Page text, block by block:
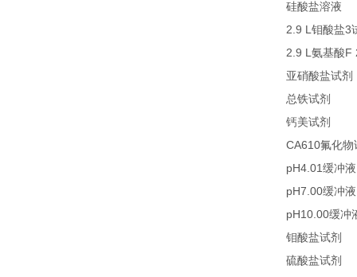
硅酸盐溶液
2.9 L 钼酸盐3
2.9 L 氨基酸F
亚硝酸盐试剂
总铁试剂
钙美试剂
CA610氟化物
pH4.01 缓冲液
pH7.00缓冲液
pH10.00缓冲
钼酸盐试剂
硫酸盐试剂